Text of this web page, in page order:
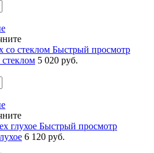
Быстрый просмотр
5 020 руб.
Быстрый просмотр
6 120 руб.